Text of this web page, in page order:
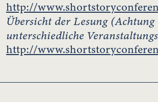
http://
Übersicht der Lesung(Achtung
unterschiedliche
http://